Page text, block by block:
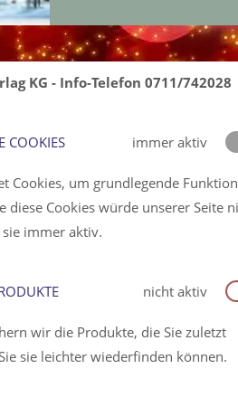
KG - Info-Telefon 0711/742028
COOKIES immer aktiv
Cookies, um grundlegende
diese Cookies würde unserer Seite
immer aktiv.
nicht aktiv
wir die Produkte, die Sie zuletzt
sie leichter wiederfinden können.